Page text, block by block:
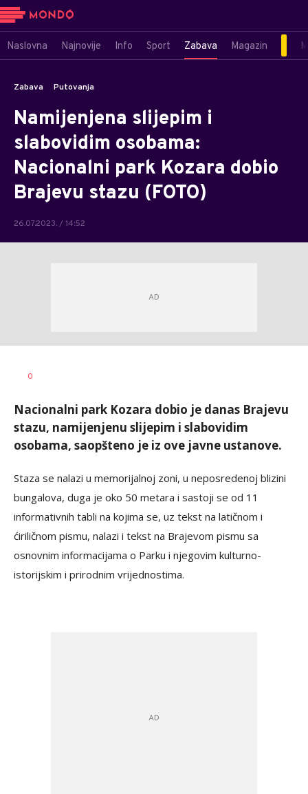
Naslovna Najnovije Info Sport Zabava Magazin
Zabava Putovanja
Namijenjena slijepim i
slabovidim osobama:
Nacionalni park Kozara dobio
Brajevu stazu (FOTO)
26.07.2023. / 14:52
AUTOR
0
Nacionalni park Kozara dobio je danas Brajevu
stazu, namijenjenu slijepim i slabovidim
osobama, saopšteno je iz ove javne ustanove.
Staza se nalazi u memorijalnoj zoni, u neposredenoj blizini
bungalova, duga je oko 50 metara i sastoji se od 11
informativnih tabli na kojima se, uz tekst na latičnom i
ćiriličnom pismu, nalazi i tekst na Brajevom pismu sa
osnovnim informacijama o Parku i njegovim kulturno-
istorijskim i prirodnim vrijednostima.